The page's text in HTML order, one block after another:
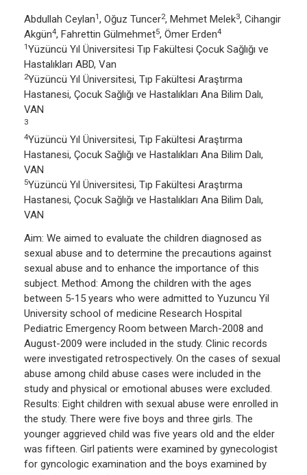
Abdullah Ceylan1, Oğuz Tuncer2, Mehmet Melek3, Cihangir
Akgün4, Fahrettin Gülmehmet5, Ömer Erden4
1Yüzüncü Yıl Üniversitesi Tıp Fakültesi Çocuk Sağlığı ve
Hastalıkları ABD, Van
2Yüzüncü Yıl Üniversitesi, Tıp Fakültesi Araştırma
Hastanesi, Çocuk Sağlığı ve Hastalıkları Ana Bilim Dalı,
VAN
3
4Yüzüncü Yıl Üniversitesi, Tıp Fakültesi Araştırma
Hastanesi, Çocuk Sağlığı ve Hastalıkları Ana Bilim Dalı,
VAN
5Yüzüncü Yıl Üniversitesi, Tıp Fakültesi Araştırma
Hastanesi, Çocuk Sağlığı ve Hastalıkları Ana Bilim Dalı,
VAN
Aim: We aimed to evaluate the children diagnosed as
sexual abuse and to determine the precautions against
sexual abuse and to enhance the importance of this
subject. Method: Among the children with the ages
between 5-15 years who were admitted to Yuzuncu Yil
University school of medicine Research Hospital
Pediatric Emergency Room between March-2008 and
August-2009 were included in the study. Clinic records
were investigated retrospectively. On the cases of sexual
abuse among child abuse cases were included in the
study and physical or emotional abuses were excluded.
Results: Eight children with sexual abuse were enrolled in
the study. There were five boys and three girls. The
younger aggrieved child was five years old and the elder
was fifteen. Girl patients were examined by gynecologist
for gyncologic examination and the boys examined by